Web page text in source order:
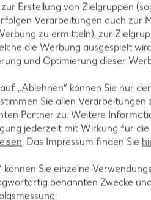
in eine
Bratfett geben und
Erstellung von Zielgruppen
Verarbeitungen auch zur
zu ermitteln), zur
die Werbung ausgespielt
und Optimierung dieser
„Ablehnen“ können Sie nur
Sie allen
Partner zu. Weitere
jederzeit mit Wirkung für
. Das Impressum finden Sie
können Sie einzelne
benannten Zwecke